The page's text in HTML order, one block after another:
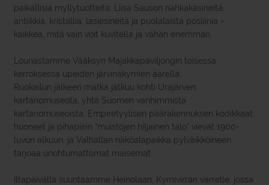
paikallisia myllytuotteita, Liisa Sauson nahkakäsineitä,
antiikkia, kristallia, lasiesineitä ja puolalaista posliinia –
kaikkea, mitä vain voit kuvitella ja vähän enemmän.
Lounastamme Vääksyn Majakkapaviljongin toisessa
kerroksessa upeiden järvinäkymien äärellä.
Ruokailun jälkeen matka jatkuu kohti Urajärven
kartanomuseota, yhtä Suomen vanhimmista
kartanomuseoista. Empiretyylisen päärakennuksen kodikkaat
huoneet ja pihapiirin “muistojen hiljainen talo” vievät 1900-
luvun alkuun, ja Valhallan näköalapaikka pylväikköineen
tarjoaa unohtumattomat maisemat.
Iltapäivällä suuntaamme Heinolaan, Kymivirran varrelle, jossa